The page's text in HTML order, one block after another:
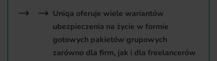
Uniqa oferuje wiele wariantów
ubezpieczenia na życie w formie
gotowych pakietów grupowych
zarówno dla firm, jak i dla freelancerów